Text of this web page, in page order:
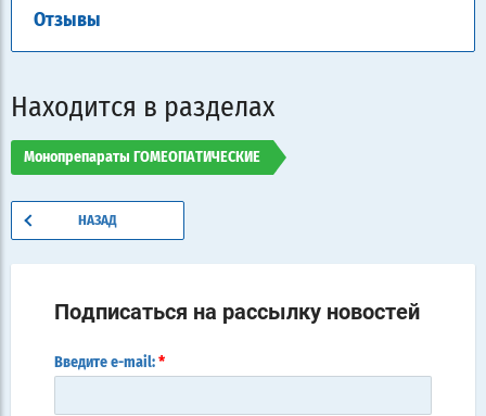
Отзывы
Находится в разделах
Монопрепараты ГОМЕОПАТИЧЕСКИЕ
НАЗАД
Подписаться на рассылку новостей
Введите e-mail: *